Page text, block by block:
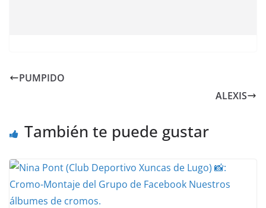
PUMPIDO
ALEXIS
También te puede gustar